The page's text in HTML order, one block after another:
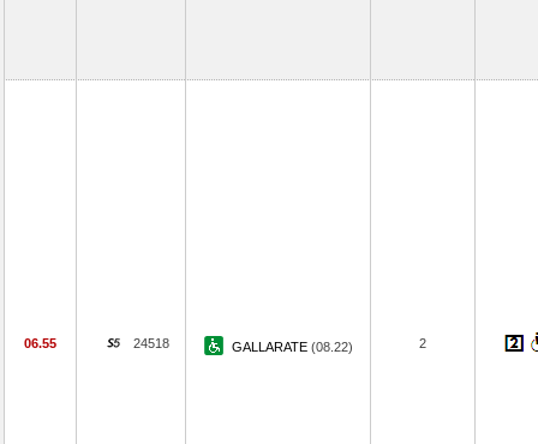
06.55 24518 GALLARATE (08.22) 2